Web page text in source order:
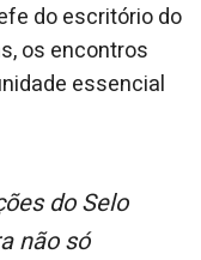
do escritório do
os encontros
essencial
não só